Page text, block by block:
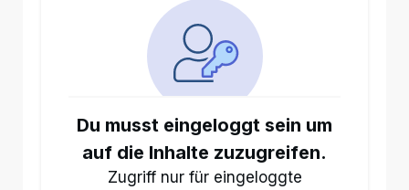
Du musst eingeloggt sein um
auf die Inhalte zuzugreifen.
Zugriff nur für eingeloggte